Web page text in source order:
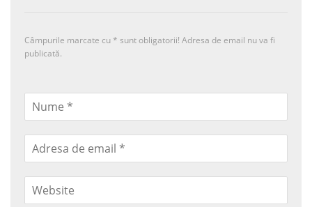
Câmpurile marcate cu * sunt obligatorii! Adresa de email nu va fi
publicată.